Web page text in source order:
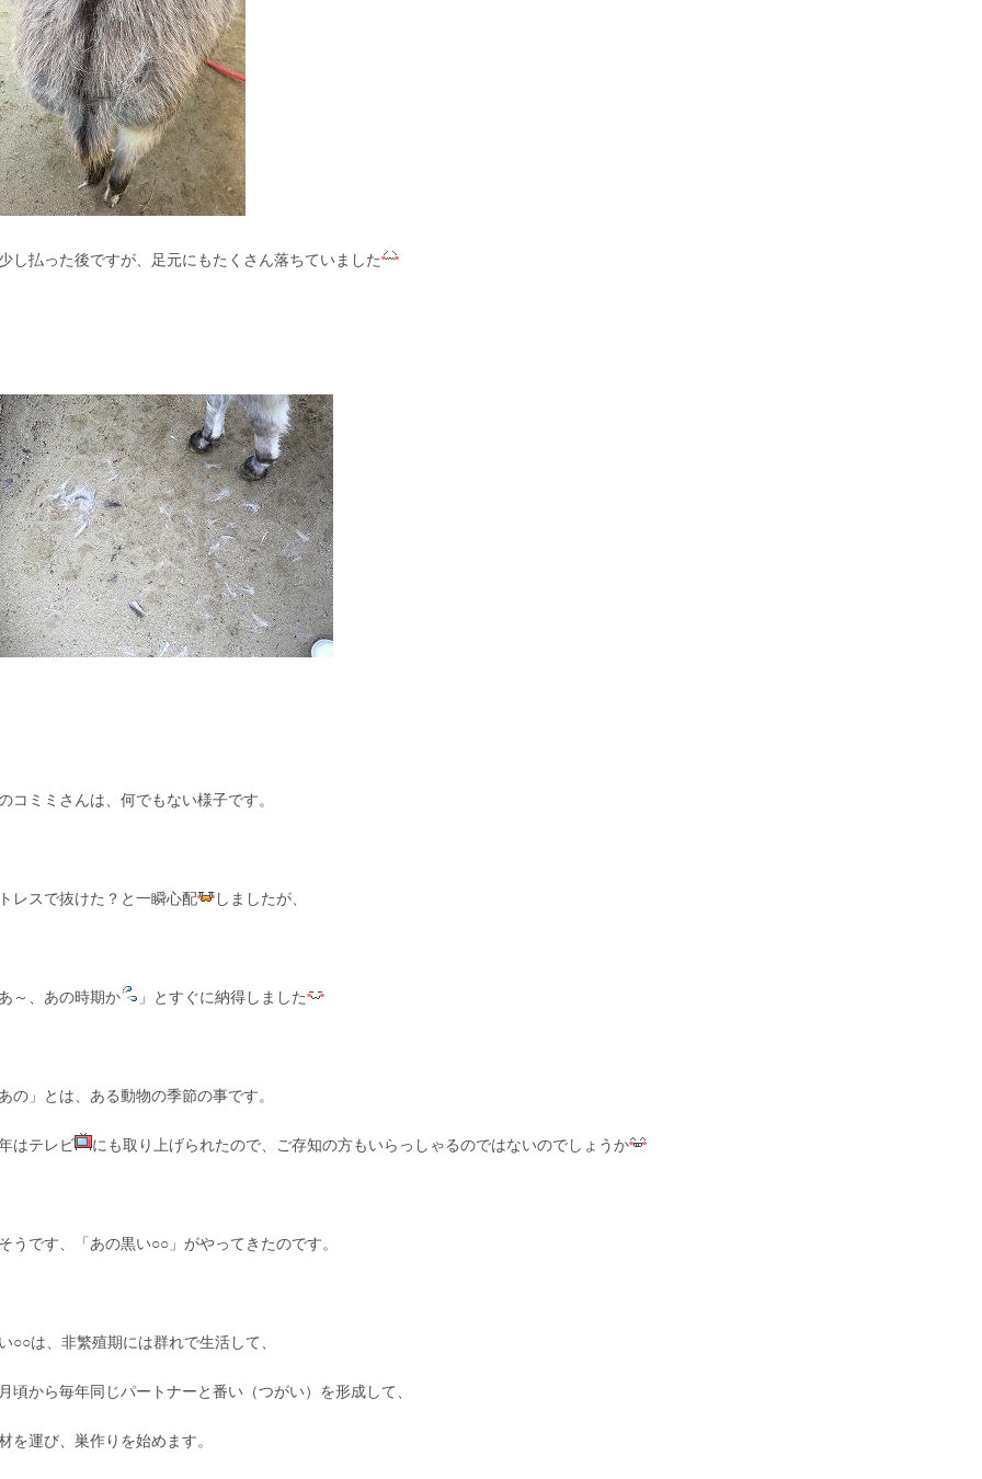
し払った後ですが、足元にもたくさん落ちていました
コミミさんは、何でもない様子です。
レスで抜けた？と一瞬心配 しましたが、
あ～、あの時期か 」とすぐに納得しました
あの」とは、ある動物の季節の事です。
はテレビ にも取り上げられたので、ご存知の方もいらっしゃるのではないのでしょうか
うです、「あの黒い○○」がやってきたのです。
○○は、非繁殖期には群れで生活して、
頃から毎年同じパートナーと番い（つがい）を形成して、
を運び、巣作りを始めます。